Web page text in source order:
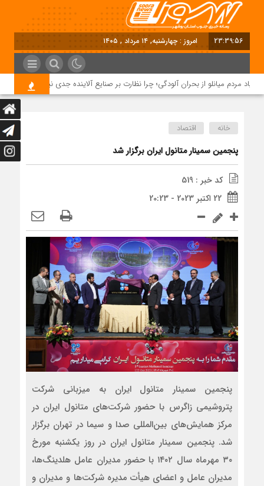
23:39:56 امروز : چهارشنبه, ۱۴ مرداد , ۱۴۰۵
مردم میانلو از بحران آلودگی؛ چرا نظارت بر صنایع آلاینده جدی نیست؟
خانه اقتصاد
پنجمین سمینار متانول ایران برگزار شد
کد خبر : 519
22 اکتبر 2023 - 20:23
پنجمین سمینار متانول ایران به میزبانی شرکت
پتروشیمی زاگرس با حضور شرکت‌های متانول ایران در
مرکز همایش‌های بین‌المللی صدا و سیما در تهران برگزار
شد. پنجمین سمینار متانول ایران در روز یکشنبه مورخ
۳۰ مهرماه سال ۱۴۰۲ با حضور مدیران عامل هلدینگ‌ها،
مدیران عامل و اعضای هیأت مدیره شرکت‌ها و مدیران و